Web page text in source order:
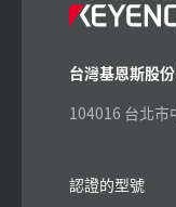
台灣基恩斯股
104016 台北
認證的型號